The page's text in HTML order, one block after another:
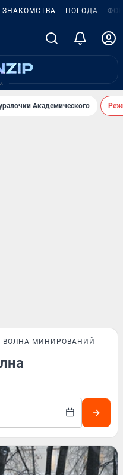
ЗНАКОМСТВА ПОГОДА
Академического
ВОЛНА МИНИРОВАНИЙ